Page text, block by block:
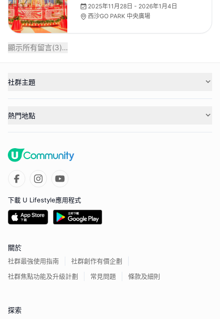
2025年11月28日 - 2026年1月4日
西沙GO PARK 中央廣場
顯示所有留言(3)...
社群主題
熱門地點
下載 U Lifestyle應用程式
關於
社群最強使用指南
社群創作有價企劃
社群焦點功能及升級計劃
常見問題 條款及細則
探索